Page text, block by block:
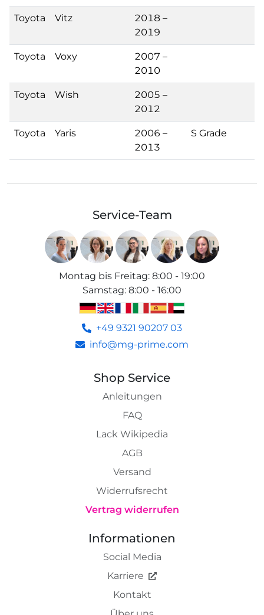
Toyota Vitz
2018 –
2019
Toyota Voxy
2007 –
2010
Toyota Wish
2005 –
2012
Toyota Yaris
2006 –
2013
S Grade
Service-Team
Montag bis Freitag: 8:00 - 19:00
Samstag: 8:00 - 16:00
+49 9321 90207 03
info@mg-prime.com
Shop Service
Anleitungen
FAQ
Lack Wikipedia
AGB
Versand
Widerrufsrecht
Vertrag widerrufen
Informationen
Social Media
Karriere
Kontakt